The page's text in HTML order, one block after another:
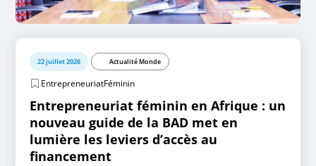
22 juillet 2026 Actualité Monde
EntrepreneuriatFéminin
Entrepreneuriat féminin en Afrique : un
nouveau guide de la BAD met en
lumière les leviers d’accès au
financement